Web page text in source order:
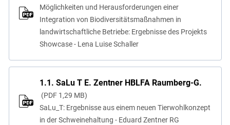
Möglichkeiten und Herausforderungen einer
Integration von Biodiversitätsmaßnahmen in
landwirtschaftliche Betriebe: Ergebnisse des Projekts
Showcase - Lena Luise Schaller
1.1. SaLu T E. Zentner HBLFA Raumberg-G.
PDF 1,29 MB
SaLu_T: Ergebnisse aus einem neuen Tierwohlkonzept
in der Schweinehaltung - Eduard Zentner RG